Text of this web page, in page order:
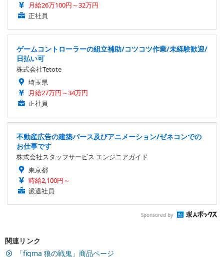
月給26万100円～32万円
正社員
ゲームコントローラーの組立補助/コツコツ作業/未経験歓迎/
日払い可
株式会社Tetote
埼玉県
月給27万円～34万円
正社員
不動産広告の建築パース及びアニメーション/ゼネコンでの
お仕事です
株式会社スタッフサービス エンジニアガイド
東京都
時給2,100円～
派遣社員
Sponsored by
関連リンク
「figma 狼の戦鬼」商品ページ